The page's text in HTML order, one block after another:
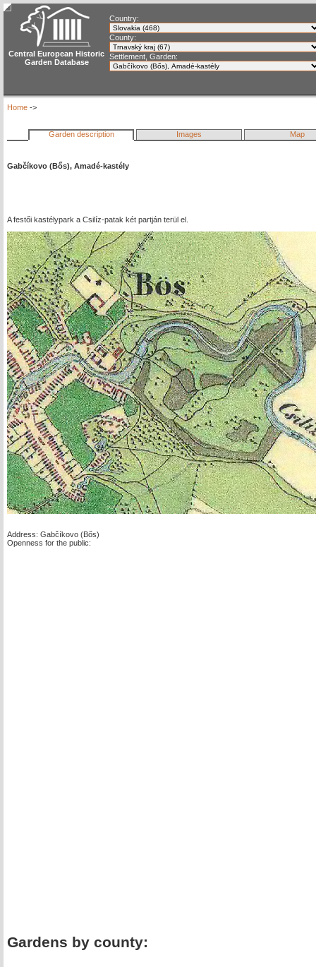
Central European Historic
Garden Database
Country:
County:
Settlement, Garden:
Home ->
Garden description Images Map
Gabčíkovo (Bős), Amadé-kastély
A festői kastélypark a Csilíz-patak két partján terül el.
Address: Gabčíkovo (Bős)
Openness for the public:
Gardens by county: